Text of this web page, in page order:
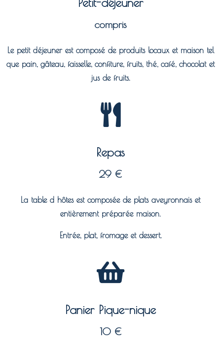
compris
Le petit déjeuner est composé de produits locaux et maison tel
que pain, gâteau, faisselle, confiture, fruits, thé, café, chocolat et
jus de fruits.
Repas
29 €
La table d hôtes est composée de plats aveyronnais et
entièrement préparée maison.
Entrée, plat, fromage et dessert.
Panier Pique-nique
10 €